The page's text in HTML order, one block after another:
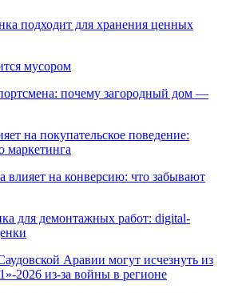
подходит для хранения ценных
мусором
почему загородный дом —
на покупательское поведение:
маркетинга
влияет на конверсию: что забывают
для демонтажных работ: digital-
Аравии могут исчезнуть из
2026 из-за войны в регионе